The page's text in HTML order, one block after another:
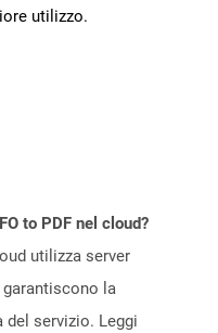
utilizzo.
to PDF nel cloud?
utilizza server
la
del servizio. Leggi